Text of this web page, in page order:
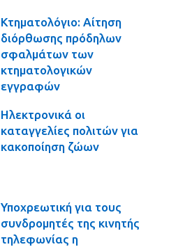
Κτηματολόγιο: Αίτηση
διόρθωσης πρόδηλων
σφαλμάτων των
κτηματολογικών
εγγραφών
Ηλεκτρονικά οι
καταγγελίες πολιτών για
κακοποίηση ζώων
Υποχρεωτική για τους
συνδρομητές της κινητής
τηλεφωνίας η